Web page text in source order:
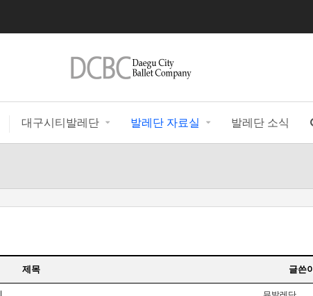
대구시티발레단 발레단 자료실 발레단 소식
제목 글쓴이